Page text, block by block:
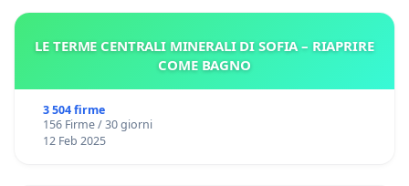
LE TERME CENTRALI MINERALI DI SOFIA – RIAPRIRE
COME BAGNO
3 504 firme
156 Firme / 30 giorni
12 Feb 2025